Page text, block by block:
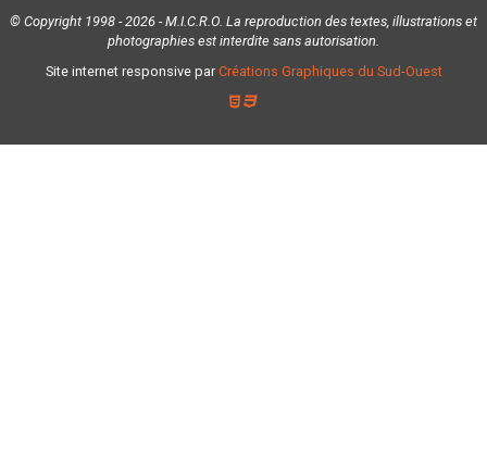
© Copyright 1998 - 2026 - M.I.C.R.O. La reproduction des textes, illustrations et
photographies est interdite sans autorisation.
Site internet responsive par Créations Graphiques du Sud-Ouest